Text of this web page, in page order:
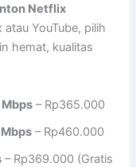
Netflix
YouTube, pilih
hemat, kualitas
– Rp365.000
– Rp460.000
– Rp369.000 (Gratis